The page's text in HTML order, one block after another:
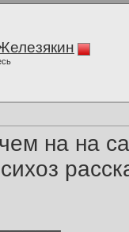
на на